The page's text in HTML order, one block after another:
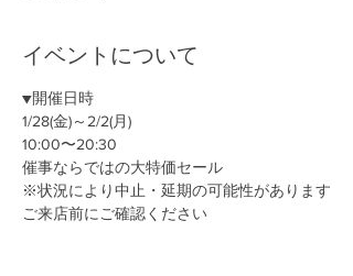
イベントについて
▼開催日時
1/28(金)～2/2(月)
10:00〜20:30
催事ならではの大特価セール
※状況により中止・延期の可能性があります
ご来店前にご確認ください